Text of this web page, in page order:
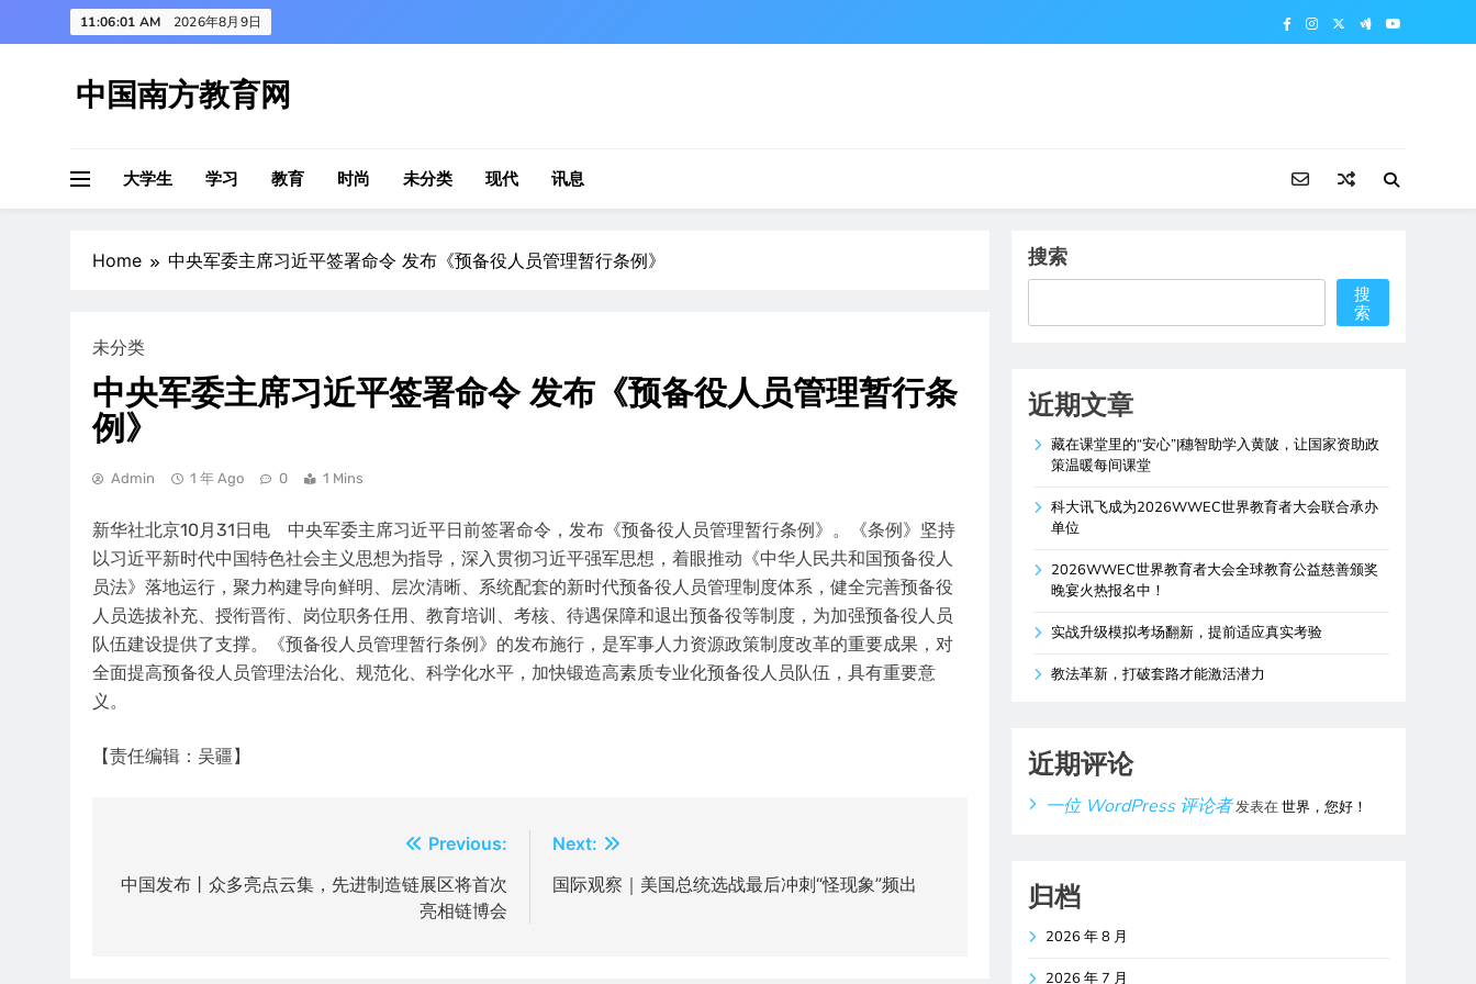
to
11:06:02 AM 2026年8月9日
中国南方教育网
大学生 学习 教育 时尚 未分类 现代 讯息
Home 中央军委主席习近平签署命令 发布《预备役人员管理暂行条例》
未分类
中央军委主席习近平签署命令 发布《预备役人员管理暂行条
例》
Admin 1 年 Ago 0 1 Mins
新华社北京10月31日电 中央军委主席习近平日前签署命令，发布《预备役人员管理暂行条例》。《条例》坚持
以习近平新时代中国特色社会主义思想为指导，深入贯彻习近平强军思想，着眼推动《中华人民共和国预备役人
员法》落地运行，聚力构建导向鲜明、层次清晰、系统配套的新时代预备役人员管理制度体系，健全完善预备役
人员选拔补充、授衔晋衔、岗位职务任用、教育培训、考核、待遇保障和退出预备役等制度，为加强预备役人员
队伍建设提供了支撑。《预备役人员管理暂行条例》的发布施行，是军事人力资源政策制度改革的重要成果，对
全面提高预备役人员管理法治化、规范化、科学化水平，加快锻造高素质专业化预备役人员队伍，具有重要意
义。
【责任编辑：吴疆】
章
Previous:
中国发布丨众多亮点云集，先进制造链展区将首次
亮相链博会
Next:
国际观察｜美国总统选战最后冲刺“怪现象”频出
搜索
搜
索
近期文章
藏在课堂里的“安心”|穗智助学入黄陂，让国家资助政
策温暖每间课堂
科大讯飞成为2026WWEC世界教育者大会联合承办
单位
2026WWEC世界教育者大会全球教育公益慈善颁奖
晚宴火热报名中！
实战升级模拟考场翻新，提前适应真实考验
教法革新，打破套路才能激活潜力
近期评论
一位 WordPress 评论者发表在世界，您好！
归档
2026 年 8 月
2026 年 7 月